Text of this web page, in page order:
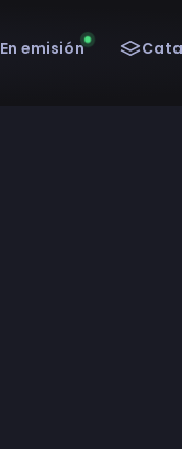
En emisión